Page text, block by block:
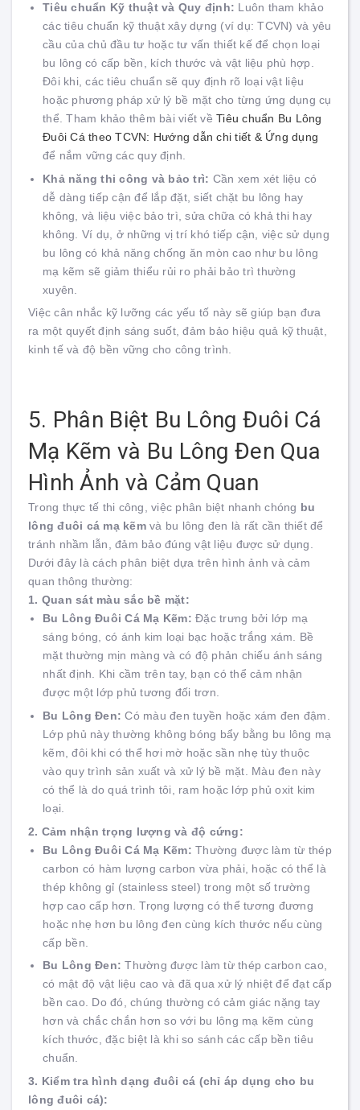
Tiêu chuẩn Kỹ thuật và Quy định: Luôn tham khảo
các tiêu chuẩn kỹ thuật xây dựng (ví dụ: TCVN) và yêu
cầu của chủ đầu tư hoặc tư vấn thiết kế để chọn loại
bu lông có cấp bền, kích thước và vật liệu phù hợp.
Đôi khi, các tiêu chuẩn sẽ quy định rõ loại vật liệu
hoặc phương pháp xử lý bề mặt cho từng ứng dụng cụ
thể. Tham khảo thêm bài viết về Tiêu chuẩn Bu Lông
Đuôi Cá theo TCVN: Hướng dẫn chi tiết & Ứng dụng
để nắm vững các quy định.
Khả năng thi công và bảo trì: Cần xem xét liệu có
dễ dàng tiếp cận để lắp đặt, siết chặt bu lông hay
không, và liệu việc bảo trì, sửa chữa có khả thi hay
không. Ví dụ, ở những vị trí khó tiếp cận, việc sử dụng
bu lông có khả năng chống ăn mòn cao như bu lông
mạ kẽm sẽ giảm thiểu rủi ro phải bảo trì thường
xuyên.
Việc cân nhắc kỹ lưỡng các yếu tố này sẽ giúp bạn đưa
ra một quyết định sáng suốt, đảm bảo hiệu quả kỹ thuật,
kinh tế và độ bền vững cho công trình.
5. Phân Biệt Bu Lông Đuôi Cá
Mạ Kẽm và Bu Lông Đen Qua
Hình Ảnh và Cảm Quan
Trong thực tế thi công, việc phân biệt nhanh chóng bu
lông đuôi cá mạ kẽmvà bu lông đen là rất cần thiết để
tránh nhầm lẫn, đảm bảo đúng vật liệu được sử dụng.
Dưới đây là cách phân biệt dựa trên hình ảnh và cảm
quan thông thường:
1. Quan sát màu sắc bề mặt:
Bu Lông Đuôi Cá Mạ Kẽm: Đặc trưng bởi lớp mạ
sáng bóng, có ánh kim loại bạc hoặc trắng xám. Bề
mặt thường mịn màng và có độ phản chiếu ánh sáng
nhất định. Khi cầm trên tay, bạn có thể cảm nhận
được một lớp phủ tương đối trơn.
Bu Lông Đen: Có màu đen tuyền hoặc xám đen đậm.
Lớp phủ này thường không bóng bẩy bằng bu lông mạ
kẽm, đôi khi có thể hơi mờ hoặc sần nhẹ tùy thuộc
vào quy trình sản xuất và xử lý bề mặt. Màu đen này
có thể là do quá trình tôi, ram hoặc lớp phủ oxit kim
loại.
2. Cảm nhận trọng lượng và độ cứng:
Bu Lông Đuôi Cá Mạ Kẽm: Thường được làm từ thép
carbon có hàm lượng carbon vừa phải, hoặc có thể là
thép không gỉ (stainless steel) trong một số trường
hợp cao cấp hơn. Trọng lượng có thể tương đương
hoặc nhẹ hơn bu lông đen cùng kích thước nếu cùng
cấp bền.
Bu Lông Đen: Thường được làm từ thép carbon cao,
có mật độ vật liệu cao và đã qua xử lý nhiệt để đạt cấp
bền cao. Do đó, chúng thường có cảm giác nặng tay
hơn và chắc chắn hơn so với bu lông mạ kẽm cùng
kích thước, đặc biệt là khi so sánh các cấp bền tiêu
chuẩn.
3. Kiểm tra hình dạng đuôi cá (chỉ áp dụng cho bu
lông đuôi cá):